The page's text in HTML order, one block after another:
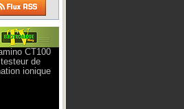
CT100
de
ionique